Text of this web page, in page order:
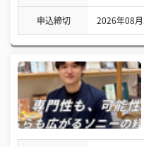
申込締切 2026年08